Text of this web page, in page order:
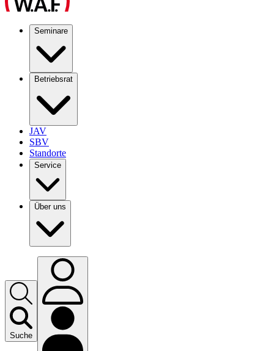
Seminare
Betriebsrat
JAV
SBV
Standorte
Service
Über uns
Suche